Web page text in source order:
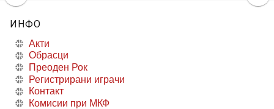
ИНФО
Акти
Обрасци
Преоден Рок
Регистрирани играчи
Контакт
Комисии при МКФ